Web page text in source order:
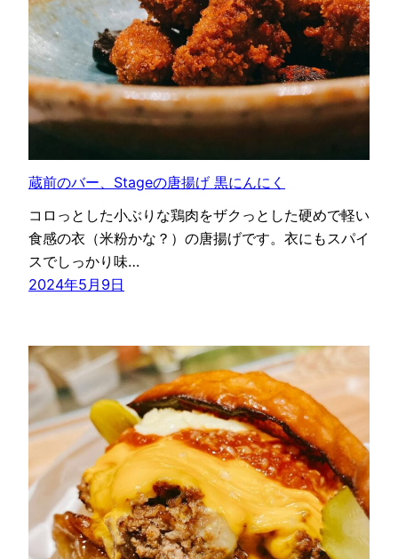
蔵前のバー、Stageの唐揚げ 黒にんにく
コロっとした小ぶりな鶏肉をザクっとした硬めで軽い
食感の衣（米粉かな？）の唐揚げです。衣にもスパイ
スでしっかり味…
2024年5月9日